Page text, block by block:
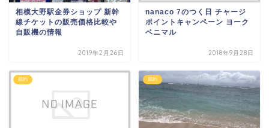
相模大野駅金券ショップ 新幹
線チケットの販売価格比較や
自販機の情報
2019年2月26日
nanaco 7のつく日 チャージ
ポイントキャンペーン ヨーク
ベニマル
2018年9月28日
節約 節約